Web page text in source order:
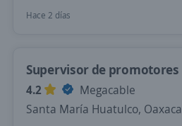
Hace 2 días
Supervisor de promotores
4.2
Megacable
Santa María Huatulco, Oaxaca